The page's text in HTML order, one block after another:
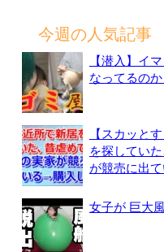
今週の人気記事
【潜入】イ
なってるのか
【スカッと
を探してい
が競売に出
女子が 巨大